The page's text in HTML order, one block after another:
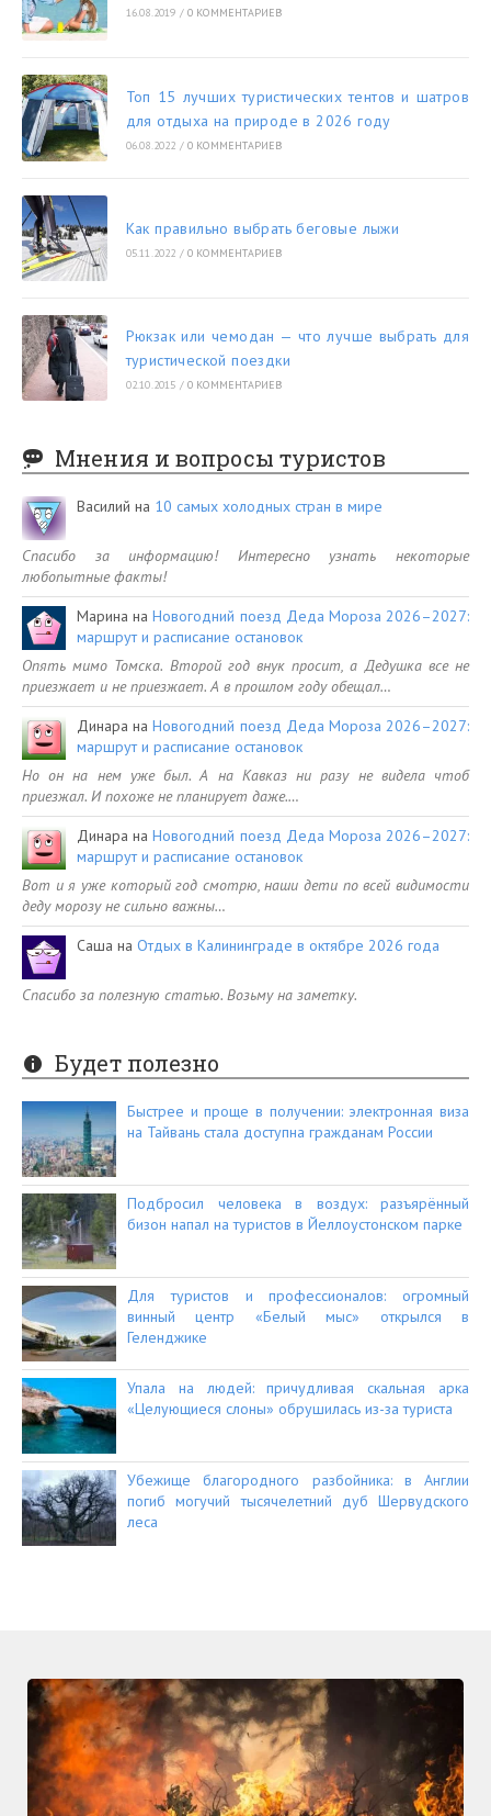
16.08.2019 / 0 КОММЕНТАРИЕВ
Топ 15 лучших туристических тентов и шатров
для отдыха на природе в 2026 году
06.08.2022 / 0 КОММЕНТАРИЕВ
Как правильно выбрать беговые лыжи
05.11.2022 / 0 КОММЕНТАРИЕВ
Рюкзак или чемодан — что лучше выбрать для
туристической поездки
02.10.2015 / 0 КОММЕНТАРИЕВ
Мнения и вопросы туристов
Василий на 10 самых холодных стран в мире
Спасибо за информацию! Интересно узнать некоторые
любопытные факты!
Марина наНовогодний поезд Деда Мороза 2026–2027:
маршрут и расписание остановок
Опять мимо Томска. Второй год внук просит, а Дедушка все не
приезжает и не приезжает. А в прошлом году обещал…
Динара наНовогодний поезд Деда Мороза 2026–2027:
маршрут и расписание остановок
Но он на нем уже был. А на Кавказ ни разу не видела чтоб
приезжал. И похоже не планирует даже.…
Динара наНовогодний поезд Деда Мороза 2026–2027:
маршрут и расписание остановок
Вот и я уже который год смотрю, наши дети по всей видимости
деду морозу не сильно важны…
Саша на Отдых в Калининграде в октябре 2026 года
Спасибо за полезную статью. Возьму на заметку.
Будет полезно
Быстрее и проще в получении: электронная виза
на Тайвань стала доступна гражданам России
Подбросил человека в воздух: разъярённый
бизон напал на туристов в Йеллоустонском парке
Для туристов и профессионалов: огромный
винный центр «Белый мыс» открылся в
Геленджике
Упала на людей: причудливая скальная арка
«Целующиеся слоны» обрушилась из-за туриста
Убежище благородного разбойника: в Англии
погиб могучий тысячелетний дуб Шервудского
леса